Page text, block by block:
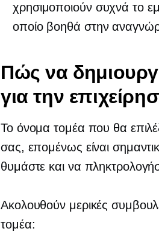
χρησιμοποιούν συχνά το
οποίο βοηθά στην
Πώς να
για την
Το όνομα τομέα που θα
σας, επομένως είναι
θυμάστε και να
Ακολουθούν μερικές
τομέα: